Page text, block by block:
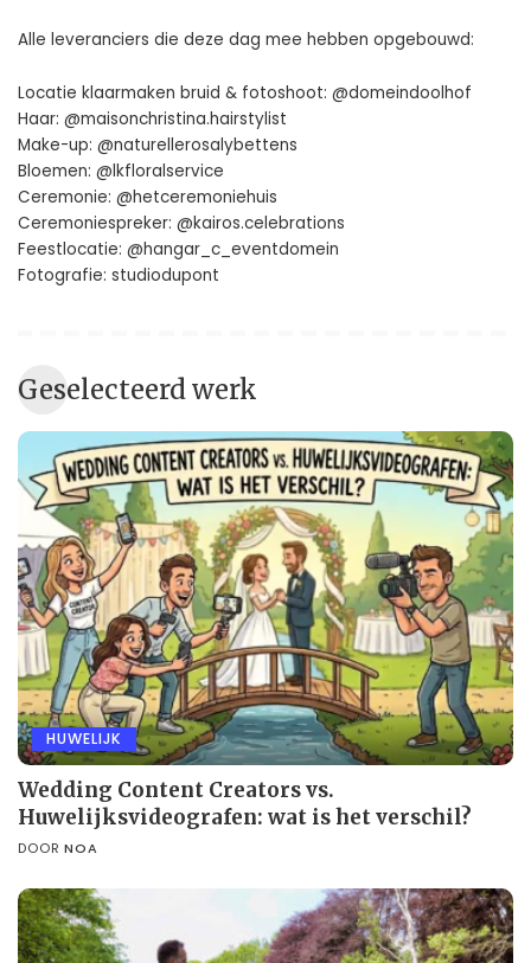
Alle leveranciers die deze dag mee hebben opgebouwd:
Locatie klaarmaken bruid & fotoshoot: @domeindoolhof
Haar: @maisonchristina.hairstylist
Make-up: @naturellerosalybettens
Bloemen: @lkfloralservice
Ceremonie: @hetceremoniehuis
Ceremoniespreker: @kairos.celebrations
Feestlocatie: @hangar_c_eventdomein
Fotografie: studiodupont
Geselecteerd werk
HUWELIJK
Wedding Content Creators vs.
Huwelijksvideografen: wat is het verschil?
DOOR NOA